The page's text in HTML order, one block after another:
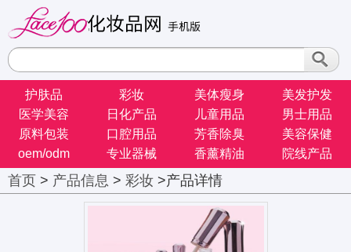
护肤品 彩妆 美体瘦身
美发护发
医学美容
日化产品 儿童用品
男士用品
原料包装
口腔用品 芳香除臭
美容保健
oem/odm
专业器械 香薰精油 院线产品
首页 > 产品信息 > 彩妆 >产品详情